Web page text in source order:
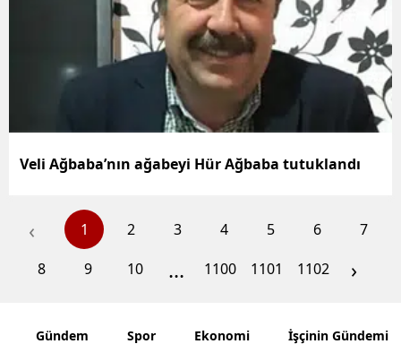
Veli Ağbaba’nın ağabeyi Hür Ağbaba tutuklandı
‹ 1 2 3 4 5 6
7
8
9 10 ... 1100 1101 1102 ›
Gündem Spor Ekonomi İşçinin Gündemi